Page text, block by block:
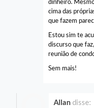
dinheiro.
cima das
que fazem
Estou sim te
discurso que
reunião de
Sem mais!
Allan disse: